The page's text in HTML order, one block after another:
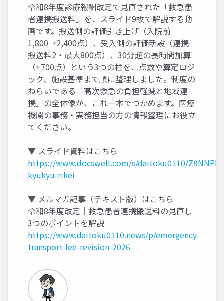
令和8年度診療報酬改定で見直された「救急患
者連携搬送料」を、スライド9枚で解説する動
画です。搬送側の評価引き上げ（入院前
1,800→2,400点）、受入側の評価新設（連携
搬送料2・最大800点）、30分超の長時間加算
（+700点）という3つの柱を、点数や算定ロジ
ック、施設基準まで順に整理しました。制度の
ねらいである「高次救急の負担軽減と地域連
携」の全体像が、これ一本でつかめます。医療
機関の事務・実務担当の方の情報整理にお役立
てください。
▼ スライド資料はこちら
https://www.docswell.com/s/daitoku0110/Z8NNPE-
kyukyu-rikei
▼ メルマガ記事（テキスト版）はこちら
令和8年度改定｜救急患者連携搬送料の見直し
3つのポイントを解説
https://www.daitoku0110.news/p/emergency-
transport-fee-revision-2026